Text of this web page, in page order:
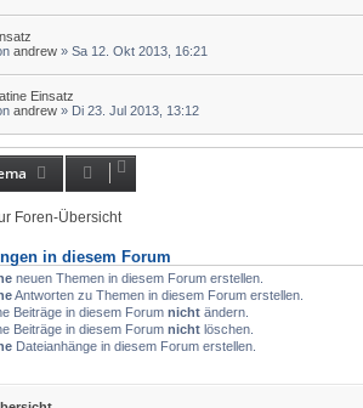
andrew » Sa 12. Okt 2013, 16:21
Einsatz
andrew » Di 23. Jul 2013, 13:12
Foren-Übersicht
in diesem Forum
neuen Themen in diesem Forum erstellen.
Antworten zu Themen in diesem Forum erstellen.
Beiträge in diesem Forum nicht ändern.
Beiträge in diesem Forum nicht löschen.
Dateianhänge in diesem Forum erstellen.